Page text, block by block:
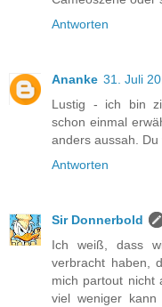
Antworten
Ananke 31. Juli
Lustig - ich bin
schon einmal
anders aussah.
Antworten
Sir Donnerbold
Ich weiß, dass
verbracht haben,
mich partout nicht
viel weniger